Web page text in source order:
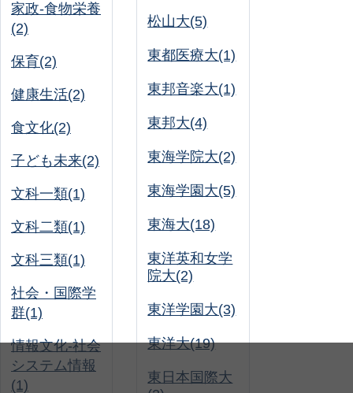
家政-食物栄養
(2)
保育(2)
健康生活(2)
食文化(2)
子ども未来(2)
文科一類(1)
文科二類(1)
文科三類(1)
社会・国際学
群(1)
情報文化-社会
システム情報
(1)
松山大(5)
東都医療大(1)
東邦音楽大(1)
東邦大(4)
東海学院大(2)
東海学園大(5)
東海大(18)
東洋英和女学
院大(2)
東洋学園大(3)
東洋大(19)
東日本国際大